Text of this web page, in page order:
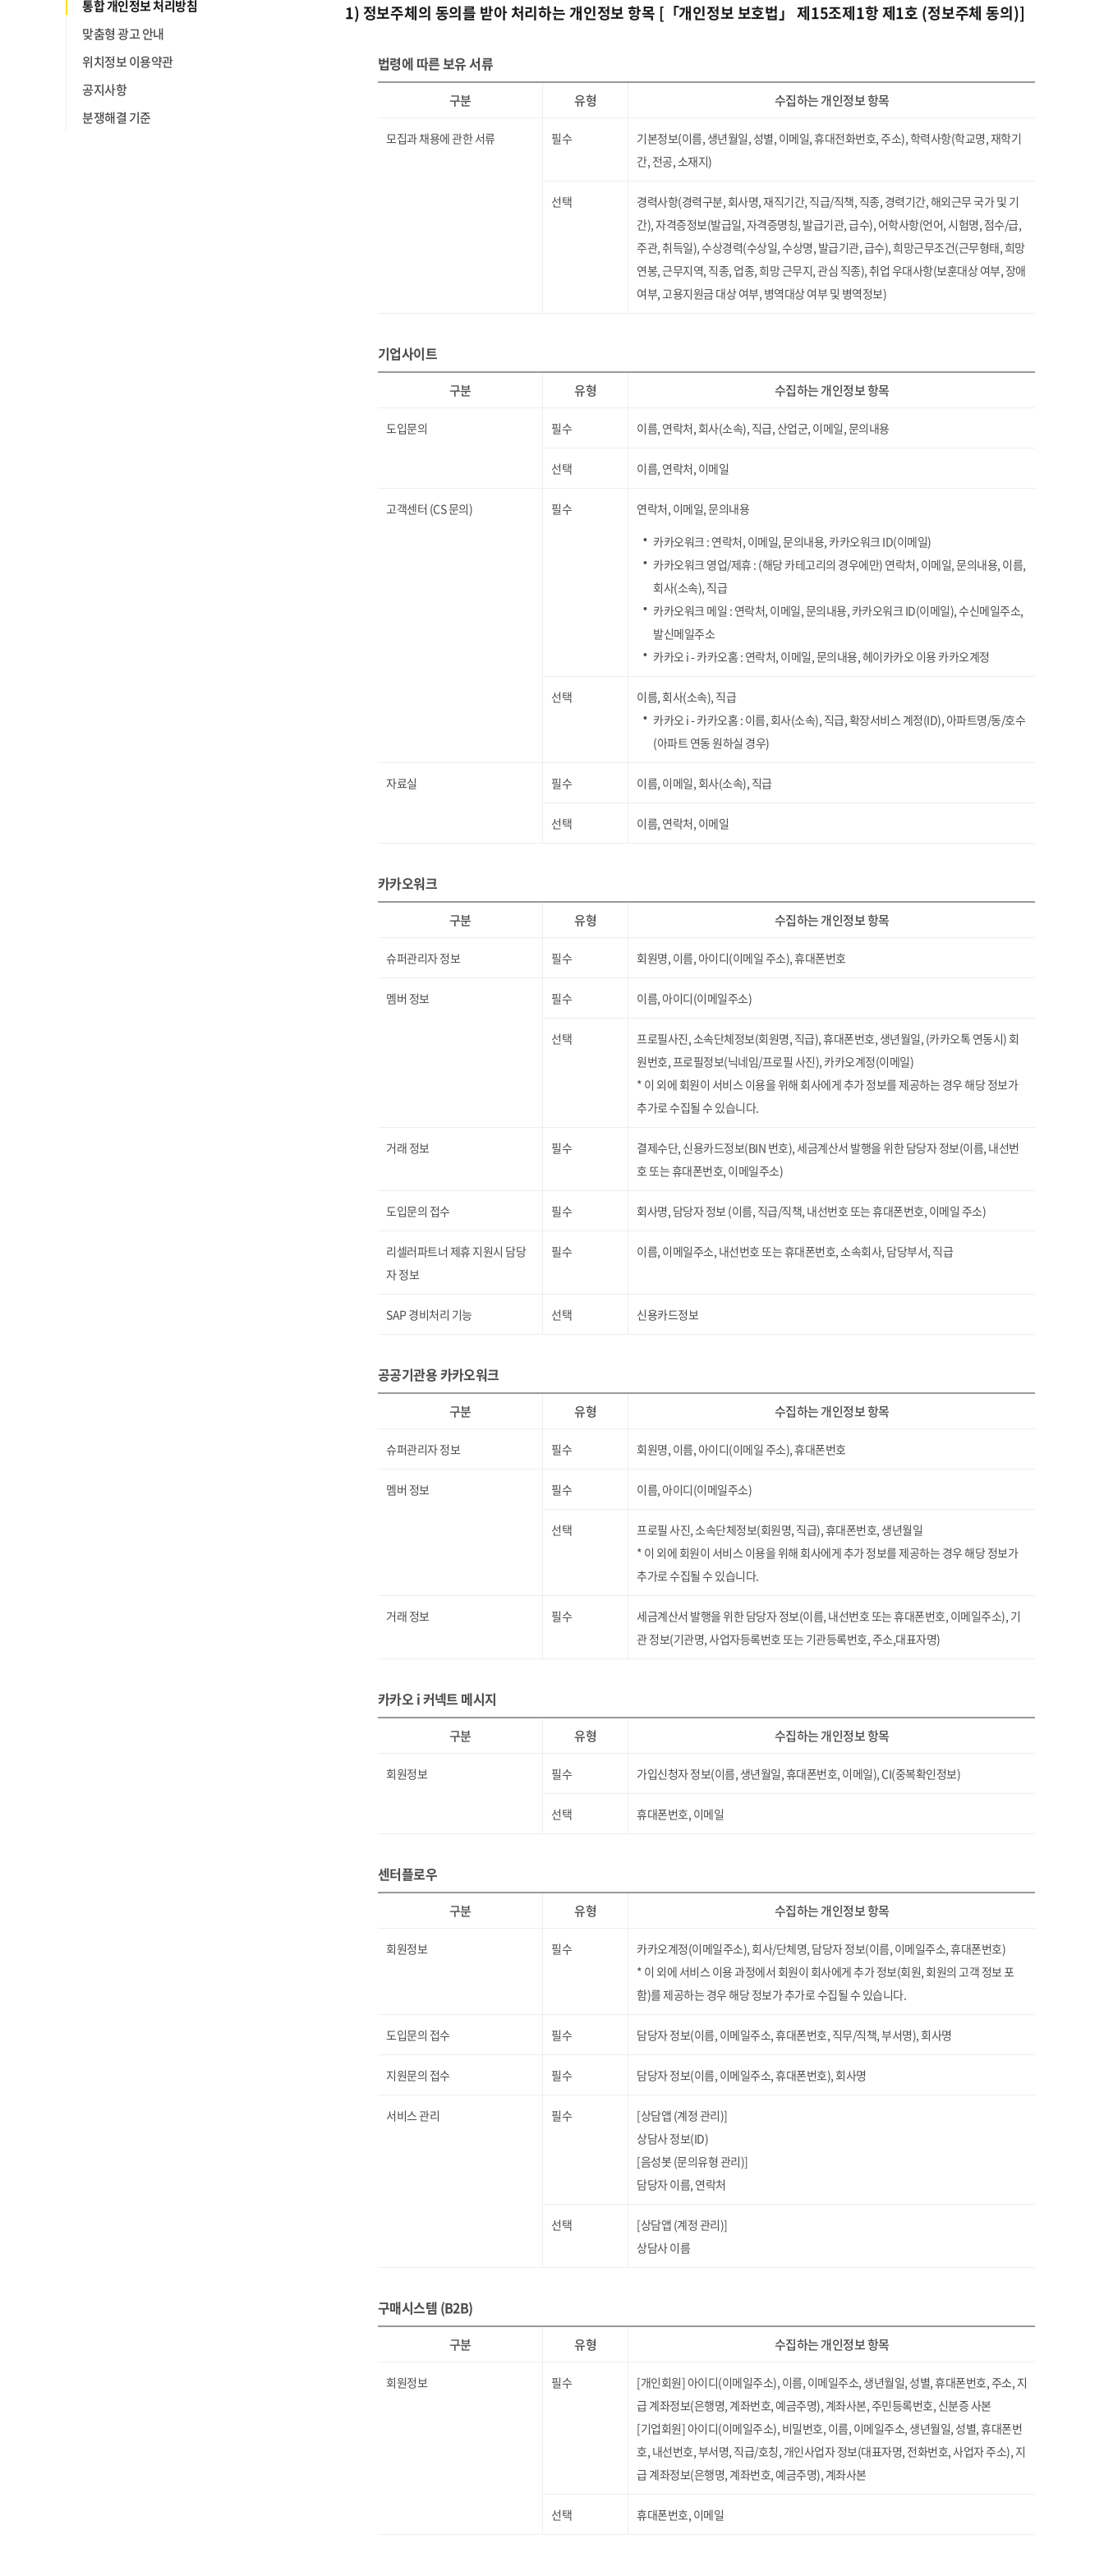
통합 개인정보 처리방침
맞춤형 광고 안내
위치정보 이용약관
공지사항
분쟁해결 기준
1) 정보주체의 동의를 받아 처리하는 개인정보 항목 [「개인정보 보호법」 제15조제1항 제1호 (정보주체 동의)]
법령에 따른 보유 서류
구분 유형 수집하는 개인정보 항목
모집과 채용에 관한 서류 필수
기본정보(이름, 생년월일, 성별, 이메일, 휴대전화번호, 주소), 학력사항(학교명, 재학기
간, 전공, 소재지)
선택
경력사항(경력구분, 회사명, 재직기간, 직급/직책, 직종, 경력기간, 해외근무 국가 및 기
간), 자격증정보(발급일, 자격증명칭, 발급기관, 급수), 어학사항(언어, 시험명, 점수/급,
주관, 취득일), 수상경력(수상일, 수상명, 발급기관, 급수), 희망근무조건(근무형태, 희망
연봉, 근무지역, 직종, 업종, 희망 근무지, 관심 직종), 취업 우대사항(보훈대상 여부, 장애
여부, 고용지원금 대상 여부, 병역대상 여부 및 병역정보)
기업사이트
구분 유형 수집하는 개인정보 항목
도입문의 필수 이름, 연락처, 회사(소속), 직급, 산업군, 이메일, 문의내용
선택 이름, 연락처, 이메일
고객센터 (CS 문의) 필수
연락처, 이메일, 문의내용
카카오워크 : 연락처, 이메일, 문의내용, 카카오워크 ID(이메일)
카카오워크 영업/제휴 : (해당 카테고리의 경우에만) 연락처, 이메일, 문의내용, 이름,
회사(소속), 직급
카카오워크 메일 : 연락처, 이메일, 문의내용, 카카오워크 ID(이메일), 수신메일주소,
발신메일주소
카카오 i - 카카오홈 : 연락처, 이메일, 문의내용, 헤이카카오 이용 카카오계정
선택
이름, 회사(소속), 직급
카카오 i - 카카오홈 : 이름, 회사(소속), 직급, 확장서비스 계정(ID), 아파트명/동/호수
(아파트 연동 원하실 경우)
자료실 필수 이름, 이메일, 회사(소속), 직급
선택 이름, 연락처, 이메일
카카오워크
구분 유형 수집하는 개인정보 항목
슈퍼관리자 정보 필수 회원명, 이름, 아이디(이메일 주소), 휴대폰번호
멤버 정보 필수 이름, 아이디(이메일주소)
선택
프로필사진, 소속단체정보(회원명, 직급), 휴대폰번호, 생년월일, (카카오톡 연동시) 회
원번호, 프로필정보(닉네임/프로필 사진), 카카오계정(이메일)
* 이 외에 회원이 서비스 이용을 위해 회사에게 추가 정보를 제공하는 경우 해당 정보가
추가로 수집될 수 있습니다.
거래 정보 필수
결제수단, 신용카드정보(BIN 번호), 세금계산서 발행을 위한 담당자 정보(이름, 내선번
호 또는 휴대폰번호, 이메일주소)
도입문의 접수 필수 회사명, 담당자 정보 (이름, 직급/직책, 내선번호 또는 휴대폰번호, 이메일 주소)
리셀러파트너 제휴 지원시 담당
자 정보
필수 이름, 이메일주소, 내선번호 또는 휴대폰번호, 소속회사, 담당부서, 직급
SAP 경비처리 기능 선택 신용카드정보
공공기관용 카카오워크
구분 유형 수집하는 개인정보 항목
슈퍼관리자 정보 필수 회원명, 이름, 아이디(이메일 주소), 휴대폰번호
멤버 정보 필수 이름, 아이디(이메일주소)
선택
프로필 사진, 소속단체정보(회원명, 직급), 휴대폰번호, 생년월일
* 이 외에 회원이 서비스 이용을 위해 회사에게 추가 정보를 제공하는 경우 해당 정보가
추가로 수집될 수 있습니다.
거래 정보 필수
세금계산서 발행을 위한 담당자 정보(이름, 내선번호 또는 휴대폰번호, 이메일주소), 기
관 정보(기관명, 사업자등록번호 또는 기관등록번호, 주소,대표자명)
카카오 i 커넥트 메시지
구분 유형 수집하는 개인정보 항목
회원정보 필수 가입신청자 정보(이름, 생년월일, 휴대폰번호, 이메일), CI(중복확인정보)
선택 휴대폰번호, 이메일
센터플로우
구분 유형 수집하는 개인정보 항목
회원정보 필수
카카오계정(이메일주소), 회사/단체명, 담당자 정보(이름, 이메일주소, 휴대폰번호)
* 이 외에 서비스 이용 과정에서 회원이 회사에게 추가 정보(회원, 회원의 고객 정보 포
함)를 제공하는 경우 해당 정보가 추가로 수집될 수 있습니다.
도입문의 접수 필수 담당자 정보(이름, 이메일주소, 휴대폰번호, 직무/직책, 부서명), 회사명
지원문의 접수 필수 담당자 정보(이름, 이메일주소, 휴대폰번호), 회사명
서비스 관리 필수
[상담앱 (계정 관리)]
상담사 정보(ID)
[음성봇 (문의유형 관리)]
담당자 이름, 연락처
선택
[상담앱 (계정 관리)]
상담사 이름
구매시스템 (B2B)
구분 유형 수집하는 개인정보 항목
회원정보 필수
[개인회원] 아이디(이메일주소), 이름, 이메일주소, 생년월일, 성별, 휴대폰번호, 주소, 지
급 계좌정보(은행명, 계좌번호, 예금주명), 계좌사본, 주민등록번호, 신분증 사본
[기업회원] 아이디(이메일주소), 비밀번호, 이름, 이메일주소, 생년월일, 성별, 휴대폰번
호, 내선번호, 부서명, 직급/호칭, 개인사업자 정보(대표자명, 전화번호, 사업자 주소), 지
급 계좌정보(은행명, 계좌번호, 예금주명), 계좌사본
선택 휴대폰번호, 이메일